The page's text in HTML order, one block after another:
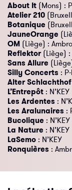
About It (Mons) :
Atelier 210
Botanique
JauneOrange
OM (Liège) :
Reflektor(Liège) :
Sans Allure
Silly Concerts :
Alter Schlachthof
L’Entrepôt : N’KEY
Les Ardentes :
Les Aralunaires :
Bucolique : N’KEY
La Nature : N’KEY
LaSemo : N’KEY
Ronquières :